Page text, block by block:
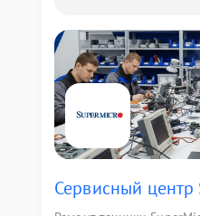
Сервисный